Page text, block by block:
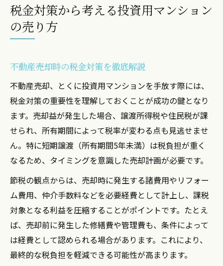
税金対策から考える投資用マンション
の売り方
不動産売却時の税金対策を徹底解説
不動産売却、とくに投資用マンションを手放す際には、
税金対策の重要性を理解しておくことが成功の鍵となり
ます。売却益が発生した場合、譲渡所得税や住民税が課
せられ、所有期間によって税率が変わる点も見逃せませ
ん。特に短期譲渡（所有期間5年未満）は税負担が重く
なるため、タイミングを意識した売却計画が必要です。
節税の観点からは、売却時に発生する諸費用やリフォー
ム費用、仲介手数料などを必要経費として計上し、課税
対象となる利益を圧縮することがポイントです。たとえ
ば、売却前に発生した修繕費や管理費も、条件によって
は経費として認められる場合があります。これにより、
最終的な税負担を軽減できる可能性が高まります。